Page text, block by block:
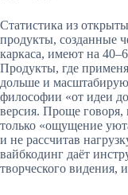
Статистика из
продукты, созданные
каркаса, имеют на
Продукты, где
дольше и
философии «от идеи
версия. Проще говоря,
только «ощущение
и не рассчитав
вайбкодинг даёт
творческого